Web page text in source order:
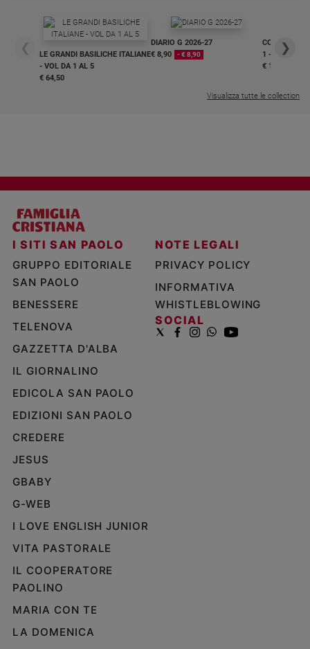
❮
LE GRANDI BASILICHE ITALIANE
- VOL DA 1 AL 5
€ 64,50
DIARIO G 2026-27
€ 8,90
- € 8,90
COLLANA
1 - 2
€ 18,50
❯
Visualizza tutte le collection
I SITI SAN PAOLO
GRUPPO EDITORIALE
SAN PAOLO
BENESSERE
TELENOVA
GAZZETTA D'ALBA
IL GIORNALINO
EDICOLA SAN PAOLO
EDIZIONI SAN PAOLO
CREDERE
JESUS
GBABY
G-WEB
I LOVE ENGLISH JUNIOR
VITA PASTORALE
IL COOPERATORE
PAOLINO
MARIA CON TE
LA DOMENICA
NOTE LEGALI
PRIVACY POLICY
INFORMATIVA
WHISTLEBLOWING
SOCIAL